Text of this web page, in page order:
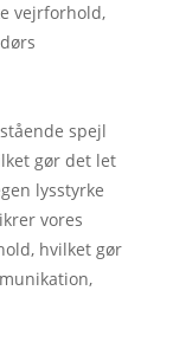
vejrforhold,
spejl
gør det let
lysstyrke
vores
hvilket gør